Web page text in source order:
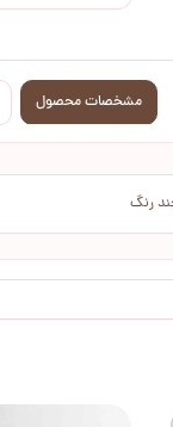
مشخصات محصول
رنگ